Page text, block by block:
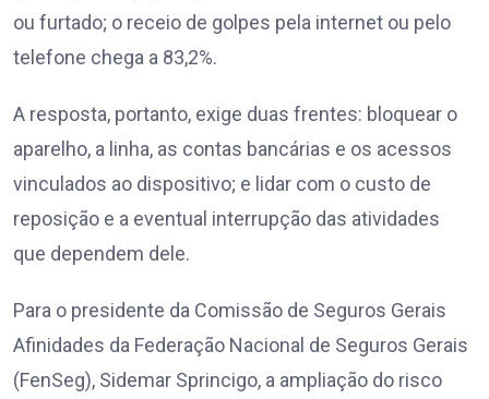
ou furtado; o receio de golpes pela internet ou pelo
telefone chega a 83,2%.
A resposta, portanto, exige duas frentes: bloquear o
aparelho, a linha, as contas bancárias e os acessos
vinculados ao dispositivo; e lidar com o custo de
reposição e a eventual interrupção das atividades
que dependem dele.
Para o presidente da Comissão de Seguros Gerais
Afinidades da Federação Nacional de Seguros Gerais
(FenSeg), Sidemar Sprincigo, a ampliação do risco